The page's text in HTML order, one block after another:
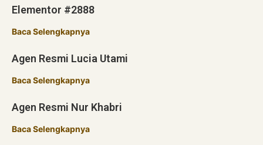
Elementor #2888
Baca Selengkapnya
Agen Resmi Lucia Utami
Baca Selengkapnya
Agen Resmi Nur Khabri
Baca Selengkapnya